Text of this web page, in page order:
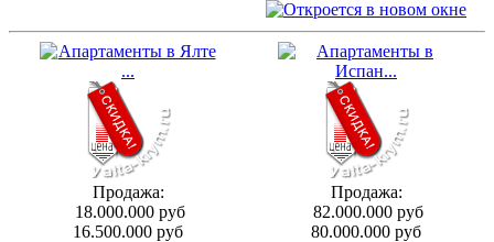
Продажа:
18.000.000 руб
16.500.000 руб
Продажа:
82.000.000 руб
80.000.000 руб